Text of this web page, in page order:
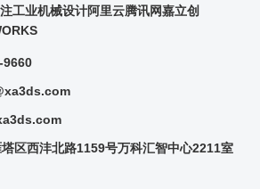
工业机械设计阿里云腾讯网嘉立创
9660
区西沣北路1159号万科汇智中心2211室